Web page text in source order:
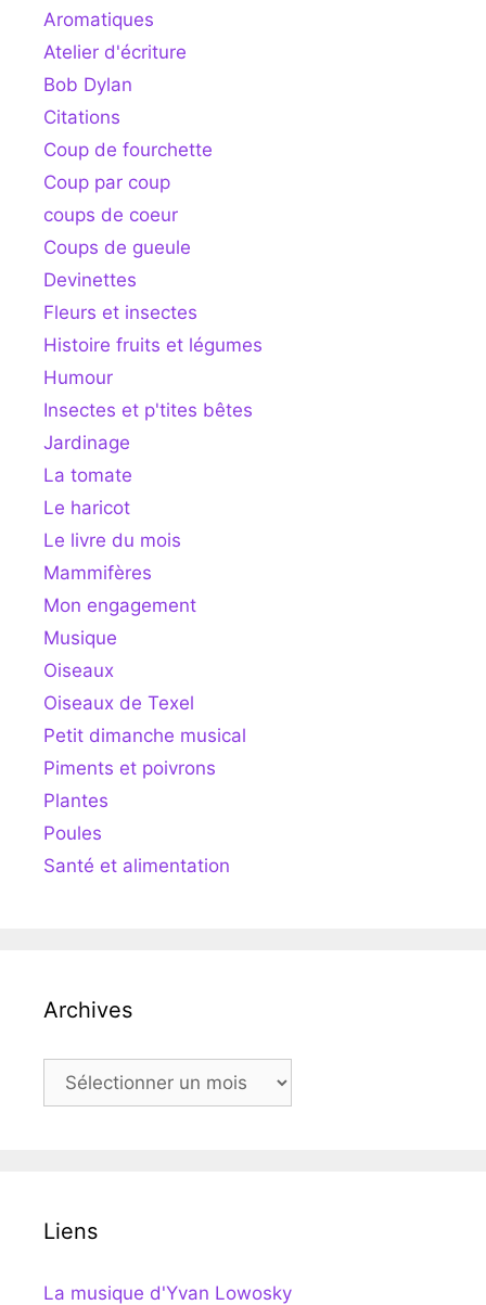
Aromatiques
Atelier d'écriture
Bob Dylan
Citations
Coup de fourchette
Coup par coup
coups de coeur
Coups de gueule
Devinettes
Fleurs et insectes
Histoire fruits et légumes
Humour
Insectes et p'tites bêtes
Jardinage
La tomate
Le haricot
Le livre du mois
Mammifères
Mon engagement
Musique
Oiseaux
Oiseaux de Texel
Petit dimanche musical
Piments et poivrons
Plantes
Poules
Santé et alimentation
Archives
Archives
Liens
La musique d'Yvan Lowosky